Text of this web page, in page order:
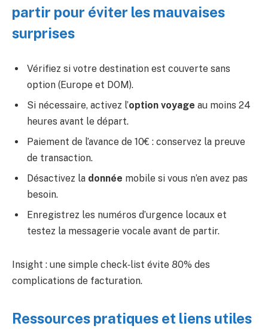
partir pour éviter les mauvaises
surprises
Vérifiez si votre destination est couverte sans
option (Europe et DOM).
Si nécessaire, activez l’option voyage au moins 24
heures avant le départ.
Paiement de l’avance de 10€ : conservez la preuve
de transaction.
Désactivez la donnée mobile si vous n’en avez pas
besoin.
Enregistrez les numéros d’urgence locaux et
testez la messagerie vocale avant de partir.
Insight : une simple check‑list évite 80% des
complications de facturation.
Ressources pratiques et liens utiles